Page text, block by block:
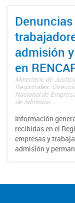
admisión
en
Ministerio de
Registrales.
Nacional de
de Admisión...
Información
recibidas en el
empresas y
admisión y